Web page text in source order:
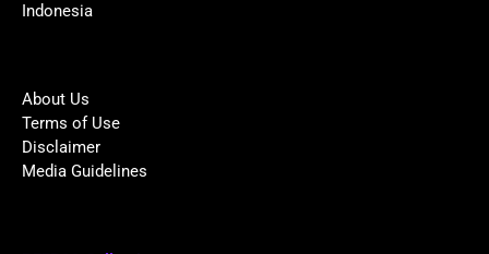
Indonesia
About Us
Terms of Use
Disclaimer
Media Guidelines